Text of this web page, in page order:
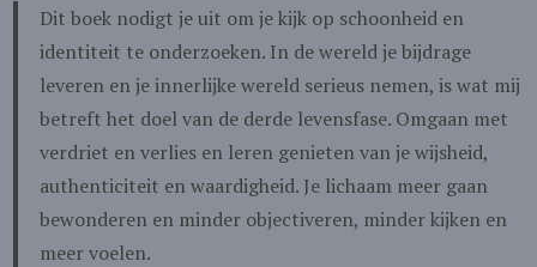
Dit boek nodigt je uit om je kijk op schoonheid en
identiteit te onderzoeken. In de wereld je bijdrage
leveren en je innerlijke wereld serieus nemen, is wat mij
betreft het doel van de derde levensfase. Omgaan met
verdriet en verlies en leren genieten van je wijsheid,
authenticiteit en waardigheid. Je lichaam meer gaan
bewonderen en minder objectiveren, minder kijken en
meer voelen.